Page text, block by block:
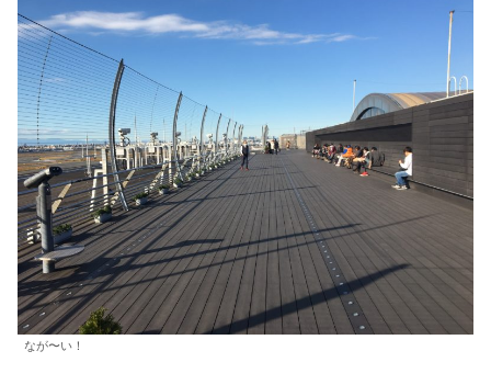
なが〜い！